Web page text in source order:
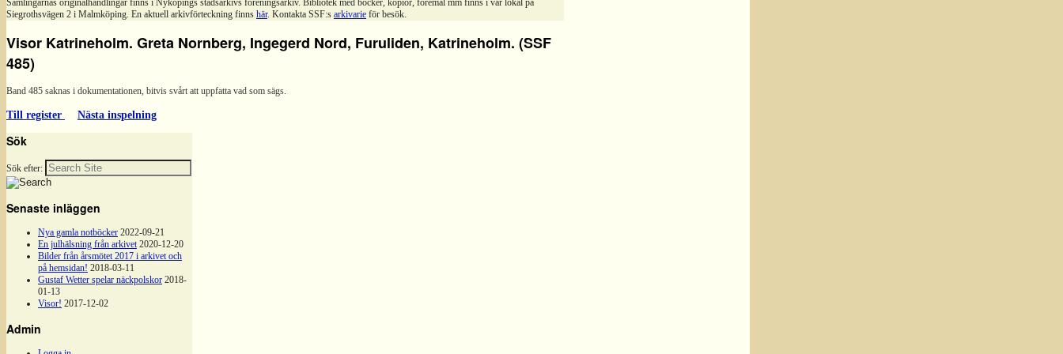
Samlingarnas originalhandlingar finns i Nyköpings stadsarkivs föreningsarkiv. Bibliotek med böcker, kopior, föremål mm finns i vår lokal på
Siegrothsvägen 2 i Malmköping. En aktuell arkivförteckning finns här. Kontakta SSF:s arkivarie för besök.
Visor Katrineholm. Greta Nornberg, Ingegerd Nord, Furuliden, Katrineholm. (SSF
485)
Band 485 saknas i dokumentationen, bitvis svårt att uppfatta vad som sägs.
Till register Nästa inspelning
Sök
Sök efter:
Senaste inläggen
Nya gamla notböcker 2022-09-21
En julhälsning från arkivet 2020-12-20
Bilder från årsmötet 2017 i arkivet och
på hemsidan! 2018-03-11
Gustaf Wetter spelar näckpolskor 2018-
01-13
Visor! 2017-12-02
Admin